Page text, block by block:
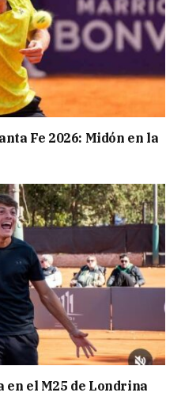
Fe 2026: Midón en la
el M25 de Londrina